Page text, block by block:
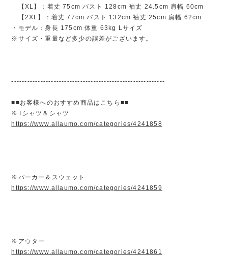
【XL】：着丈 75cm バスト 128cm 袖丈 24.5cm 肩幅 60cm
【2XL】：着丈 77cm バスト 132cm 袖丈 25cm 肩幅 62cm
・モデル：身長 175cm 体重 63kg Lサイズ
※サイズ・重量など多少の誤差がございます。
----------------------------------------------------------
■■お客様へのおすすめ商品はこちら■■
※Tシャツ＆シャツ
https://www.allaumo.com/categories/4241858
※パーカー＆スウェット
https://www.allaumo.com/categories/4241859
※アウター
https://www.allaumo.com/categories/4241861